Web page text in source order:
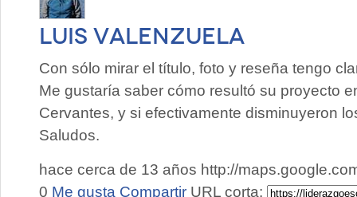
Luis Valenzuela
Con sólo mirar el título, foto y reseña tengo
Me gustaría saber cómo resultó su proyecto
Cervantes, y si efectivamente disminuyeron
Saludos.
hace cerca de 13 años http://
0 Me gusta Compartir URL corta: